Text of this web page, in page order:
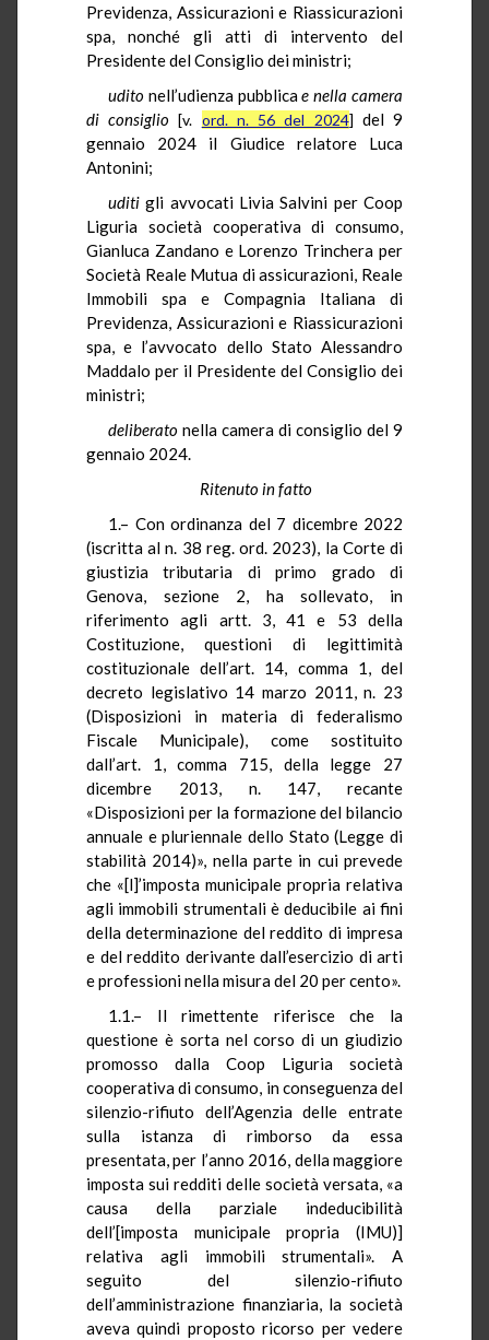
Previdenza, Assicurazioni e Riassicurazioni
spa, nonché gli atti di intervento del
Presidente del Consiglio dei ministri;
udito nell’udienza pubblicae nella camera
di consiglio [v. ord. n. 56 del 2024] del 9
gennaio 2024 il Giudice relatore Luca
Antonini;
uditi gli avvocati Livia Salvini per Coop
Liguria società cooperativa di consumo,
Gianluca Zandano e Lorenzo Trinchera per
Società Reale Mutua di assicurazioni, Reale
Immobili spa e Compagnia Italiana di
Previdenza, Assicurazioni e Riassicurazioni
spa, e l’avvocato dello Stato Alessandro
Maddalo per il Presidente del Consiglio dei
ministri;
deliberato nella camera di consiglio del 9
gennaio 2024.
Ritenuto in fatto
1.– Con ordinanza del 7 dicembre 2022
(iscritta al n. 38 reg. ord. 2023), la Corte di
giustizia tributaria di primo grado di
Genova, sezione 2, ha sollevato, in
riferimento agli artt. 3, 41 e 53 della
Costituzione, questioni di legittimità
costituzionale dell’art. 14, comma 1, del
decreto legislativo 14 marzo 2011, n. 23
(Disposizioni in materia di federalismo
Fiscale Municipale), come sostituito
dall’art. 1, comma 715, della legge 27
dicembre 2013, n. 147, recante
«Disposizioni per la formazione del bilancio
annuale e pluriennale dello Stato (Legge di
stabilità 2014)», nella parte in cui prevede
che «[l]’imposta municipale propria relativa
agli immobili strumentali è deducibile ai fini
della determinazione del reddito di impresa
e del reddito derivante dall’esercizio di arti
e professioni nella misura del 20 per cento».
1.1.– Il rimettente riferisce che la
questione è sorta nel corso di un giudizio
promosso dalla Coop Liguria società
cooperativa di consumo, in conseguenza del
silenzio-rifiuto dell’Agenzia delle entrate
sulla istanza di rimborso da essa
presentata, per l’anno 2016, della maggiore
imposta sui redditi delle società versata, «a
causa della parziale indeducibilità
dell’[imposta municipale propria (IMU)]
relativa agli immobili strumentali». A
seguito del silenzio-rifiuto
dell’amministrazione finanziaria, la società
aveva quindi proposto ricorso per vedere